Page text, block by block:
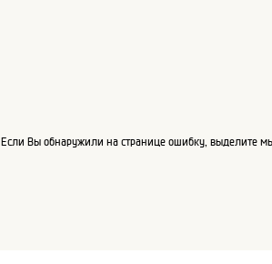
Если Вы обнаружили на странице ошибку, выделите